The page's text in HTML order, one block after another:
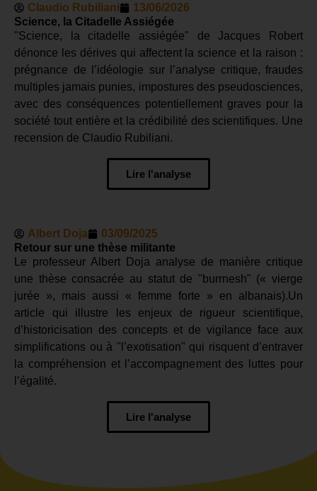
Claudio Rubiliani
13/06/2026
Science, la Citadelle Assiégée
"Science, la citadelle assiégée" de Jacques Robert
dénonce les dérives qui affectent la science et la raison :
prégnance de l’idéologie sur l’analyse critique, fraudes
multiples jamais punies, impostures des pseudosciences,
avec des conséquences potentiellement graves pour la
société tout entière et la crédibilité des scientifiques. Une
recension de Claudio Rubiliani.
Lire l'analyse
Albert Doja
03/09/2025
Retour sur une thèse militante
Le professeur Albert Doja analyse de manière critique
une thèse consacrée au statut de "burrnesh" (« vierge
jurée », mais aussi « femme forte » en albanais).Un
article qui illustre les enjeux de rigueur scientifique,
d’historicisation des concepts et de vigilance face aux
simplifications ou à "l’exotisation" qui risquent d’entraver
la compréhension et l’accompagnement des luttes pour
l’égalité.
Lire l'analyse